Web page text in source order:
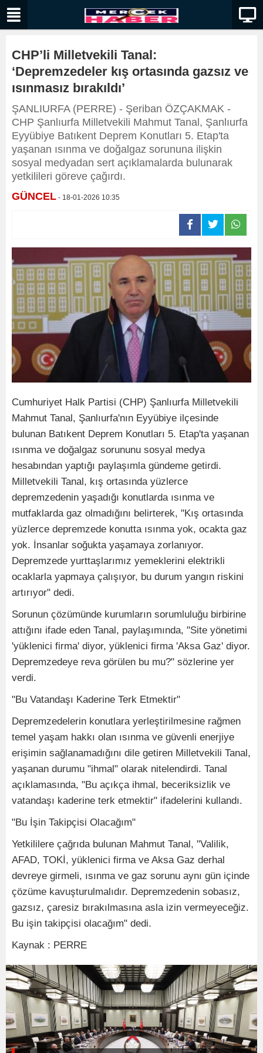
CHP’li Milletvekili Tanal:
‘Depremzedeler kış ortasında gazsız ve
ısınmasız bırakıldı’
ŞANLIURFA (PERRE) - Şeriban ÖZÇAKMAK -
CHP Şanlıurfa Milletvekili Mahmut Tanal, Şanlıurfa
Eyyübiye Batıkent Deprem Konutları 5. Etap'ta
yaşanan ısınma ve doğalgaz sorununa ilişkin
sosyal medyadan sert açıklamalarda bulunarak
yetkilileri göreve çağırdı.
GÜNCEL - 18-01-2026 10:35
Cumhuriyet Halk Partisi (CHP) Şanlıurfa Milletvekili
Mahmut Tanal, Şanlıurfa'nın Eyyübiye ilçesinde
bulunan Batıkent Deprem Konutları 5. Etap'ta yaşanan
ısınma ve doğalgaz sorununu sosyal medya
hesabından yaptığı paylaşımla gündeme getirdi.
Milletvekili Tanal, kış ortasında yüzlerce
depremzedenin yaşadığı konutlarda ısınma ve
mutfaklarda gaz olmadığını belirterek, "Kış ortasında
yüzlerce depremzede konutta ısınma yok, ocakta gaz
yok. İnsanlar soğukta yaşamaya zorlanıyor.
Depremzede yurttaşlarımız yemeklerini elektrikli
ocaklarla yapmaya çalışıyor, bu durum yangın riskini
artırıyor" dedi.
Sorunun çözümünde kurumların sorumluluğu birbirine
attığını ifade eden Tanal, paylaşımında, "Site yönetimi
'yüklenici firma' diyor, yüklenici firma 'Aksa Gaz' diyor.
Depremzedeye reva görülen bu mu?" sözlerine yer
verdi.
"Bu Vatandaşı Kaderine Terk Etmektir"
Depremzedelerin konutlara yerleştirilmesine rağmen
temel yaşam hakkı olan ısınma ve güvenli enerjiye
erişimin sağlanamadığını dile getiren Milletvekili Tanal,
yaşanan durumu "ihmal" olarak nitelendirdi. Tanal
açıklamasında, "Bu açıkça ihmal, beceriksizlik ve
vatandaşı kaderine terk etmektir" ifadelerini kullandı.
"Bu İşin Takipçisi Olacağım"
Yetkililere çağrıda bulunan Mahmut Tanal, "Valilik,
AFAD, TOKİ, yüklenici firma ve Aksa Gaz derhal
devreye girmeli, ısınma ve gaz sorunu aynı gün içinde
çözüme kavuşturulmalıdır. Depremzedenin sobasız,
gazsız, çaresiz bırakılmasına asla izin vermeyeceğiz.
Bu işin takipçisi olacağım" dedi.
Kaynak : PERRE